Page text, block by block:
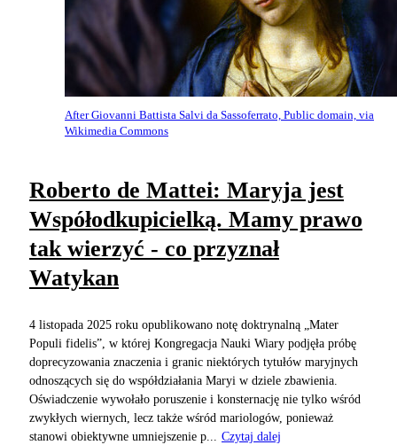
After Giovanni Battista Salvi da Sassoferrato, Public domain, via
Wikimedia Commons
Roberto de Mattei: Maryja jest
Współodkupicielką. Mamy prawo
tak wierzyć - co przyznał
Watykan
4 listopada 2025 roku opublikowano notę doktrynalną „Mater
Populi fidelis”, w której Kongregacja Nauki Wiary podjęła próbę
doprecyzowania znaczenia i granic niektórych tytułów maryjnych
odnoszących się do współdziałania Maryi w dziele zbawienia.
Oświadczenie wywołało poruszenie i konsternację nie tylko wśród
zwykłych wiernych, lecz także wśród mariologów, ponieważ
stanowi obiektywne umniejszenie p...
Czytaj dalej